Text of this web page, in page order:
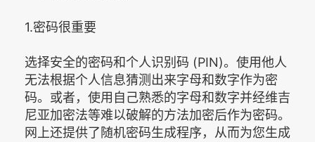
1.密码很重要
选择安全的密码和个人识别码 (PIN)。使用他人
无法根据个人信息猜测出来字母和数字作为密
码。或者，使用自己熟悉的字母和数字并经维吉
尼亚加密法等难以破解的方法加密后作为密码。
网上还提供了随机密码生成程序，从而为您生成